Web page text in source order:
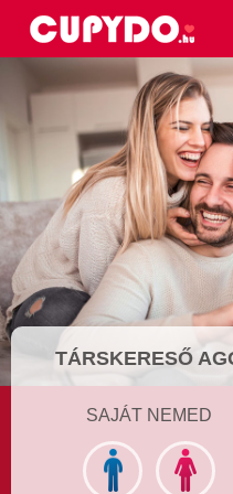
TÁRSKERESŐ
SAJÁT NEMED